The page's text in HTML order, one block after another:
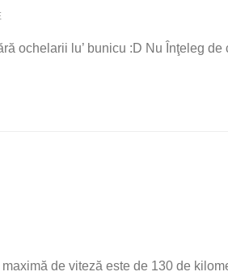
ochelarii lu’ bunicu :D Nu Înţeleg de
de viteză este de 130 de